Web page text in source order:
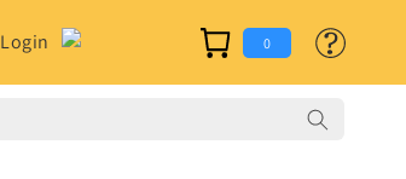
Login
グ
ン
ー
0